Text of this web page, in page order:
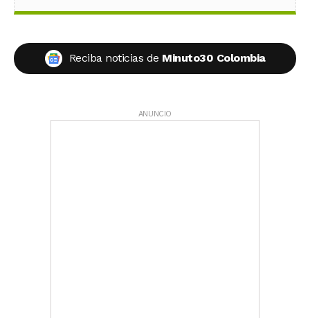
Reciba noticias de Minuto30 Colombia
ANUNCIO